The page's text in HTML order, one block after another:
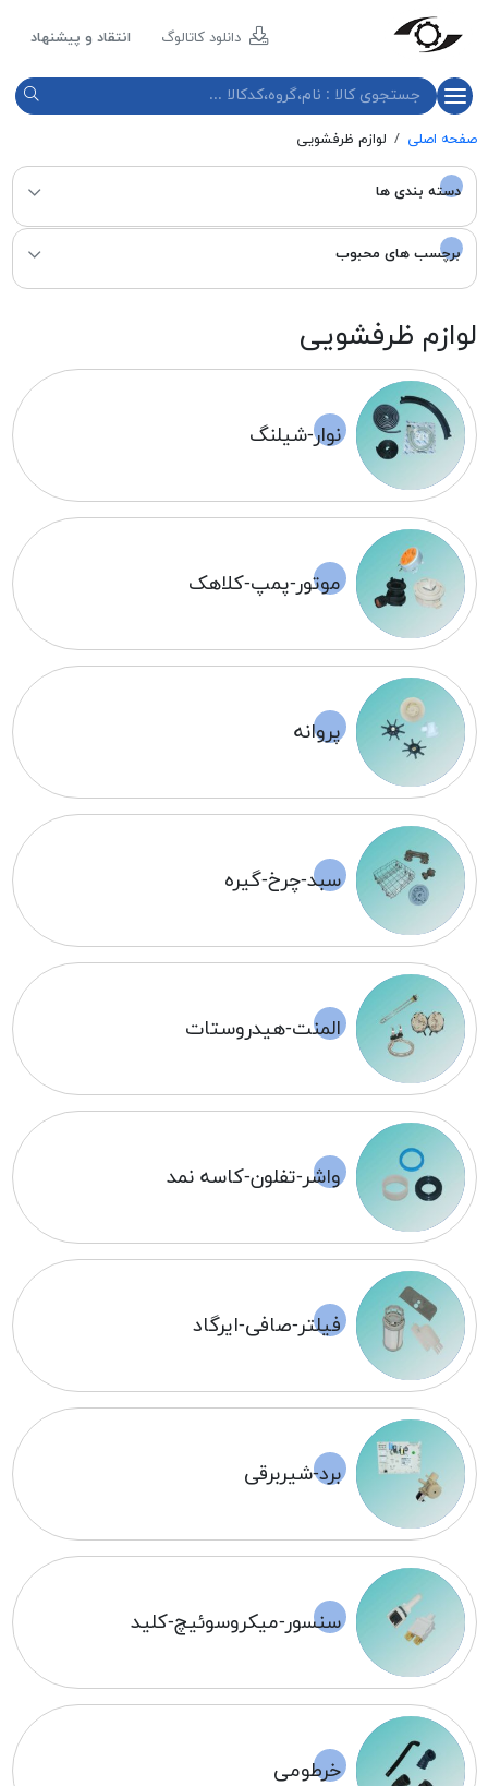
دانلود کاتالوگ انتقاد و پیشنهاد
صفحه اصلی لوازم ظرفشویی
دسته بندی ها
برچسب های محبوب
لوازم ظرفشویی
نوار-شیلنگ
موتور-پمپ-کلاهک
پروانه
سبد-چرخ-گیره
المنت-هیدروستات
واشر-تفلون-کاسه نمد
فیلتر-صافی-ایرگاد
برد-شیربرقی
سنسور-میکروسوئیچ-کلید
خرطومی